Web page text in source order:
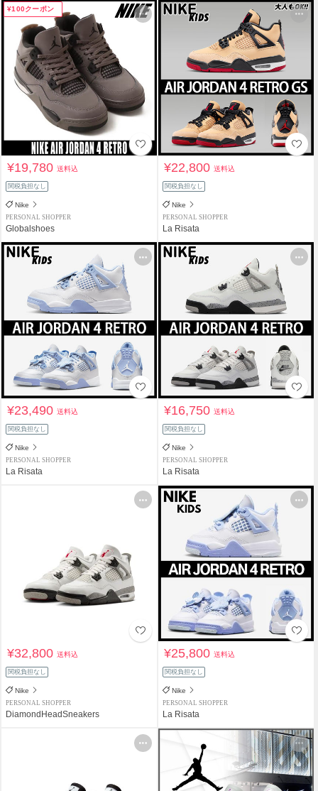
¥100クーポン
¥19,780送料込
関税負担なし
Nike
PERSONAL SHOPPER
Globalshoes
¥22,800送料込
関税負担なし
Nike
PERSONAL SHOPPER
La Risata
¥23,490送料込
関税負担なし
Nike
PERSONAL SHOPPER
La Risata
¥16,750送料込
関税負担なし
Nike
PERSONAL SHOPPER
La Risata
¥32,800送料込
関税負担なし
Nike
PERSONAL SHOPPER
DiamondHeadSneakers
¥25,800送料込
関税負担なし
Nike
PERSONAL SHOPPER
La Risata